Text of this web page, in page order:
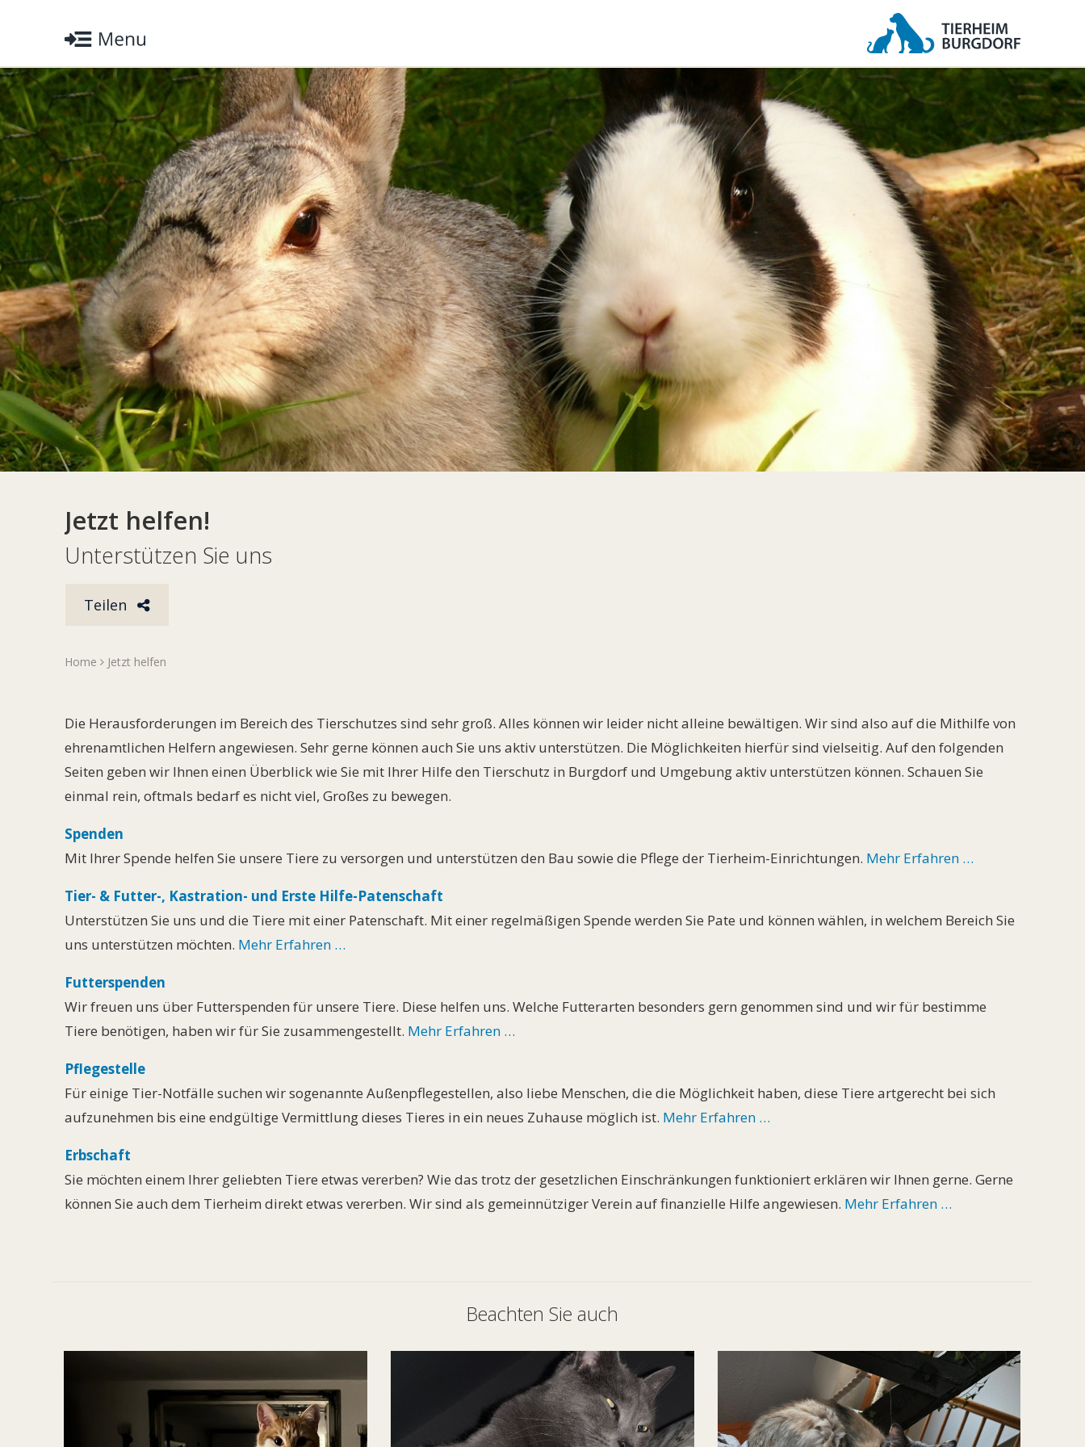
Jetzt helfen!
Unterstützen Sie uns
Teilen
Home Jetzt helfen
Die Herausforderungen im Bereich des Tierschutzes sind sehr groß. Alles können wir leider nicht alleine bewältigen. Wir sind also auf die Mithilfe von
ehrenamtlichen Helfern angewiesen. Sehr gerne können auch Sie uns aktiv unterstützen. Die Möglichkeiten hierfür sind vielseitig. Auf den folgenden
Seiten geben wir Ihnen einen Überblick wie Sie mit Ihrer Hilfe den Tierschutz in Burgdorf und Umgebung aktiv unterstützen können. Schauen Sie
einmal rein, oftmals bedarf es nicht viel, Großes zu bewegen.
Spenden
Mit Ihrer Spende helfen Sie unsere Tiere zu versorgen und unterstützen den Bau sowie die Pflege der Tierheim-Einrichtungen. Mehr Erfahren …
Tier- & Futter-, Kastration- und Erste Hilfe-Patenschaft
Unterstützen Sie uns und die Tiere mit einer Patenschaft. Mit einer regelmäßigen Spende werden Sie Pate und können wählen, in welchem Bereich Sie
uns unterstützen möchten. Mehr Erfahren …
Futterspenden
Wir freuen uns über Futterspenden für unsere Tiere. Diese helfen uns. Welche Futterarten besonders gern genommen sind und wir für bestimme
Tiere benötigen, haben wir für Sie zusammengestellt. Mehr Erfahren …
Pflegestelle
Für einige Tier-Notfälle suchen wir sogenannte Außenpflegestellen, also liebe Menschen, die die Möglichkeit haben, diese Tiere artgerecht bei sich
aufzunehmen bis eine endgültige Vermittlung dieses Tieres in ein neues Zuhause möglich ist. Mehr Erfahren …
Erbschaft
Sie möchten einem Ihrer geliebten Tiere etwas vererben? Wie das trotz der gesetzlichen Einschränkungen funktioniert erklären wir Ihnen gerne. Gerne
können Sie auch dem Tierheim direkt etwas vererben. Wir sind als gemeinnütziger Verein auf finanzielle Hilfe angewiesen. Mehr Erfahren …
Beachten Sie auch